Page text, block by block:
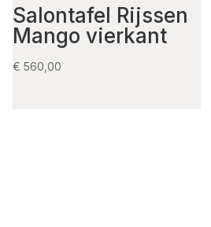
Salontafel Rijssen
Mango vierkant
€ 560,00